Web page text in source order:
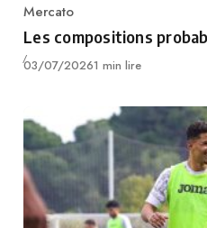
Category
Mercato
Les compositions
Publié
03/07/20261 min lire